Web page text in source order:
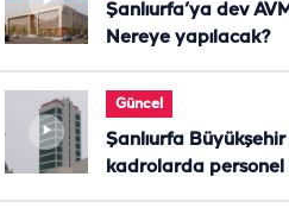
Şanlıurfa’ya dev
Nereye yapılacak?
Güncel
Şanlıurfa Büyükşehir
kadrolarda